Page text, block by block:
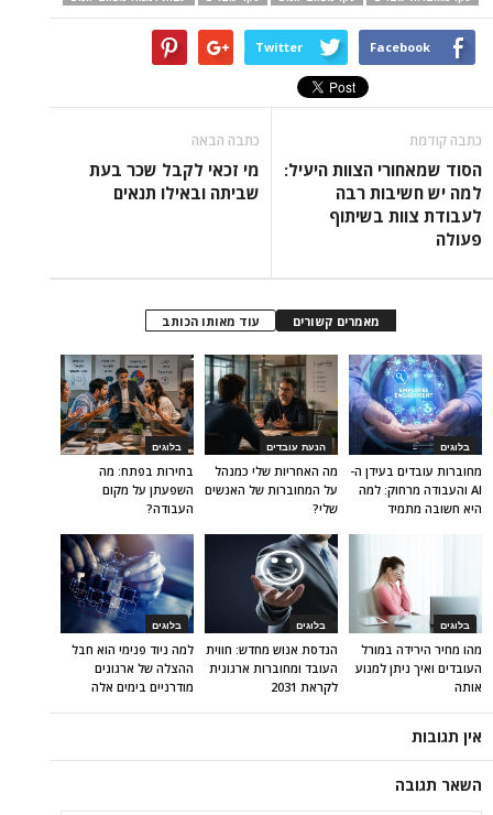
Facebook
Twitter
כתבה קודמת
הסוד שמאחורי הצוות היעיל:
למה יש חשיבות רבה
לעבודת צוות בשיתוף
פעולה
כתבה הבאה
מי זכאי לקבל שכר בעת
שביתה ובאילו תנאים
מאמרים קשורים עוד מאותו הכותב
בלוגים
בחירות בפתח: מה
השפעתן על מקום
העבודה?
הנעת עובדים
מה האחריות שלי כמנהל
על המחוברות של האנשים
שלי?
בלוגים
מחוברות עובדים בעידן ה-
AI והעבודה מרחוק: למה
היא חשובה מתמיד
בלוגים
למה ניוד פנימי הוא חבל
ההצלה של ארגונים
מודרניים בימים אלה
בלוגים
הנדסת אנוש מחדש: חווית
העובד ומחוברות ארגונית
לקראת 2031
בלוגים
מהו מחיר הירידה במורל
העובדים ואיך ניתן למנוע
אותה
אין תגובות
השאר תגובה